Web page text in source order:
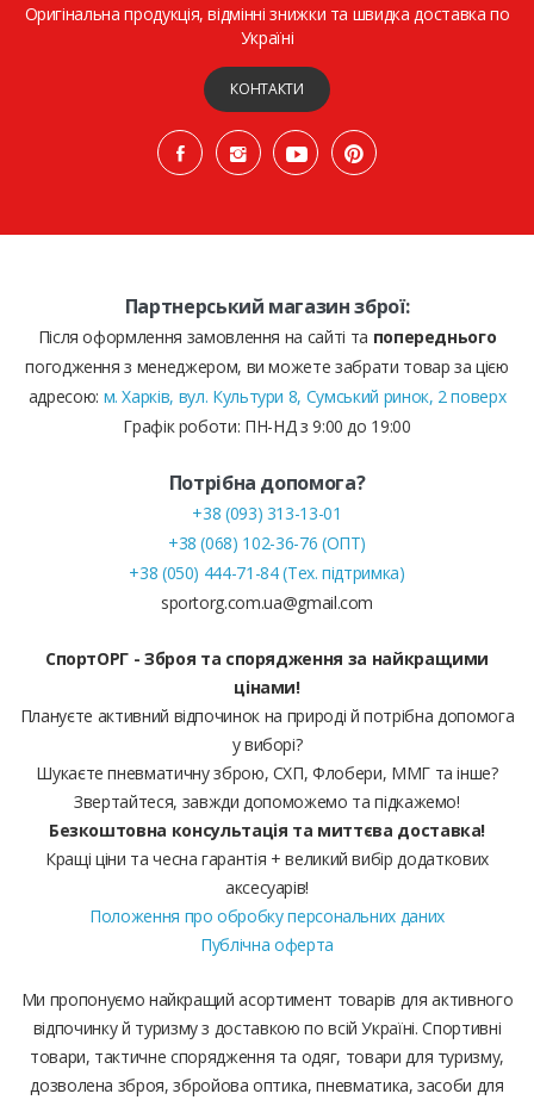
Оригінальна продукція, відмінні знижки та швидка доставка по
Україні
КОНТАКТИ
Партнерський магазин зброї:
Після оформлення замовлення на сайті та попереднього
погодження з менеджером, ви можете забрати товар за цією
адресою: м. Харків, вул. Культури 8, Сумський ринок, 2 поверх
Графік роботи: ПН-НД з 9:00 до 19:00
Потрібна допомога?
+38 (093) 313-13-01
+38 (068) 102-36-76 (ОПТ)
+38 (050) 444-71-84 (Тех. підтримка)
sportorg.com.ua@gmail.com
СпортОРГ - Зброя та спорядження за найкращими
цінами!
Плануєте активний відпочинок на природі й потрібна допомога
у виборі?
Шукаєте пневматичну зброю, СХП, Флобери, ММГ та інше?
Звертайтеся, завжди допоможемо та підкажемо!
Безкоштовна консультація та миттєва доставка!
Кращі ціни та чесна гарантія + великий вибір додаткових
аксесуарів!
Положення про обробку персональних даних
Публічна оферта
Ми пропонуємо найкращий асортимент товарів для активного
відпочинку й туризму з доставкою по всій Україні. Спортивні
товари, тактичне спорядження та одяг, товари для туризму,
дозволена зброя, збройова оптика, пневматика, засоби для